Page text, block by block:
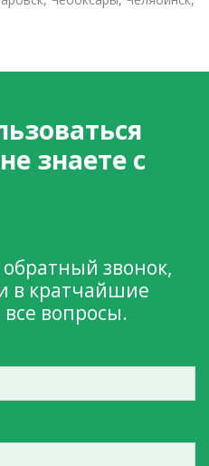
знаете с
звонок,
в кратчайшие
вопросы.